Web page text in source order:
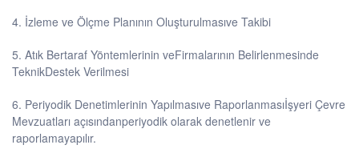
4. İzleme ve Ölçme Planının Oluşturulmasıve Takibi
5. Atık Bertaraf Yöntemlerinin veFirmalarının Belirlenmesinde
TeknikDestek Verilmesi
6. Periyodik Denetimlerinin Yapılmasıve Raporlanmasıİşyeri Çevre
Mevzuatları açısındanperiyodik olarak denetlenir ve
raporlamayapılır.